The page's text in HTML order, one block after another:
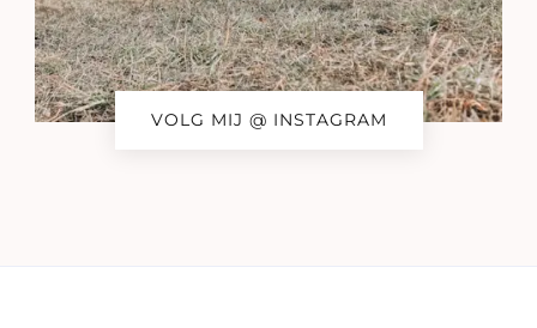
VOLG MIJ @ INSTAGRAM